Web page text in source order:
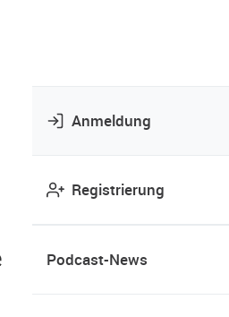
Anmeldung
Registrierung
Podcast-News